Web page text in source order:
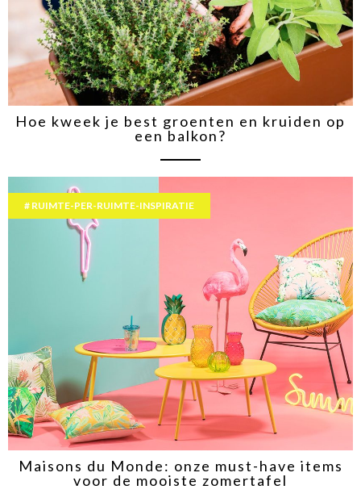
Hoe kweek je best groenten en kruiden op
een balkon?
RUIMTE-PER-RUIMTE-INSPIRATIE
Maisons du Monde: onze must-have items
voor de mooiste zomertafel